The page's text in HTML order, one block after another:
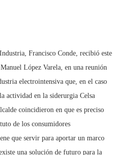
Francisco Conde, recibió este
López Varela, en una reunión
electrointensiva que, en el caso
actividad en la siderurgia Celsa
coincidieron en que es preciso
de los consumidores
que servir para aportar un marco
una solución de futuro para la